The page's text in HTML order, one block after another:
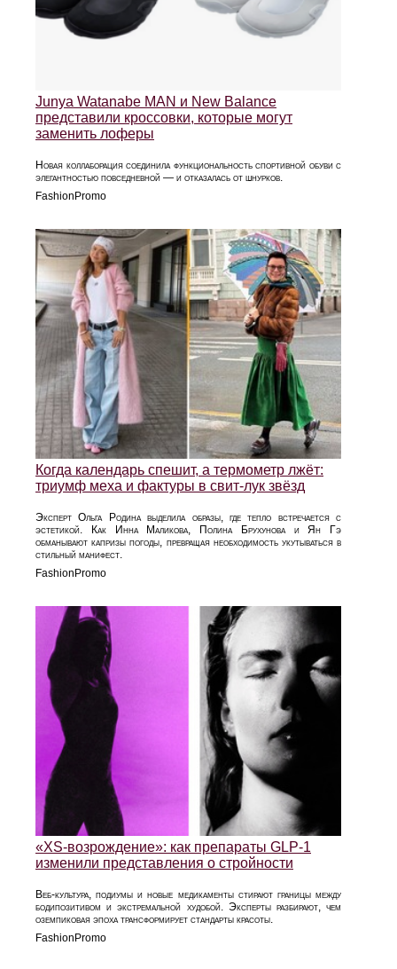
Junya Watanabe MAN и New Balance
представили кроссовки, которые могут
заменить лоферы
Новая коллаборация соединила функциональность спортивной обуви с
элегантностью повседневной — и отказалась от шнурков.
FashionPromo
Когда календарь спешит, а термометр лжёт:
триумф меха и фактуры в свит-лук звёзд
Эксперт Ольга Родина выделила образы, где тепло встречается с
эстетикой. Как Инна Маликова, Полина Брухунова и Ян Гэ
обманывают капризы погоды, превращая необходимость укутываться в
стильный манифест.
FashionPromo
«XS‑возрождение»: как препараты GLP‑1
изменили представления о стройности
Веб‑культура, подиумы и новые медикаменты стирают границы между
бодипозитивом и экстремальной худобой. Эксперты разбирают, чем
оземпиковая эпоха трансформирует стандарты красоты.
FashionPromo